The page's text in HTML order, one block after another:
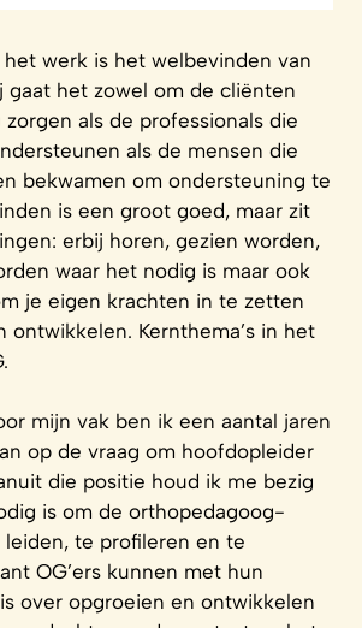
werk is het welbevinden van
gaat het zowel om de cliënten
als de professionals die
als de mensen die
bekwamen om ondersteuning te
is een groot goed, maar zit
erbij horen, gezien worden,
waar het nodig is maar ook
je eigen krachten in te zetten
ontwikkelen. Kernthema’s in het
mijn vak ben ik een aantal jaren
op de vraag om hoofdopleider
die positie houd ik me bezig
is om de orthopedagoog-
te profileren en te
OG’ers kunnen met hun
over opgroeien en ontwikkelen